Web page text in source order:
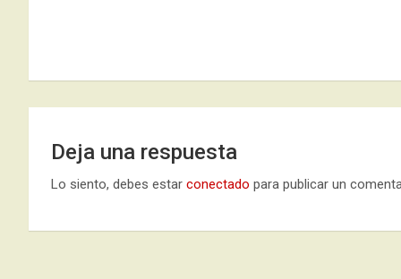
Deja una respuesta
Lo siento, debes estar conectado para publicar un